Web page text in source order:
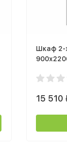
Шкаф 2-
15 510